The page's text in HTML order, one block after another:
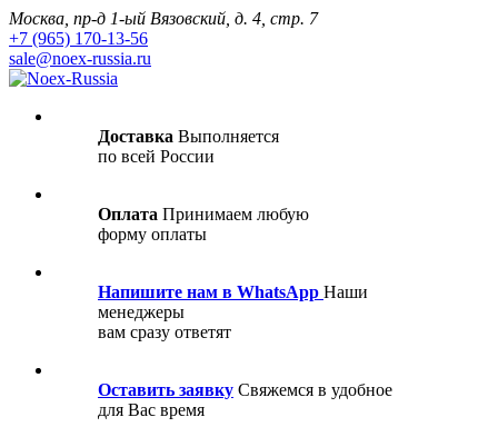
Москва, пр-д 1-ый Вязовский, д. 4, стр. 7
+7 (965) 170-13-56
sale@noex-russia.ru
Доставка Выполняется
по всей России
Оплата Принимаем любую
форму оплаты
Напишите нам в WhatsApp Наши
менеджеры
вам сразу ответят
Оставить заявку Свяжемся в удобное
для Вас время